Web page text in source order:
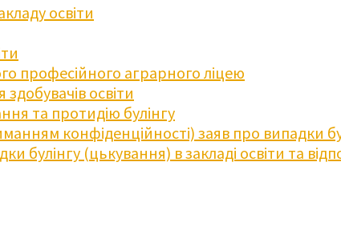
освіти
професійного аграрного ліцею
освіти
та протидію булінгу
конфіденційності) заяв про випадки
булінгу (цькування) в закладі освіти та